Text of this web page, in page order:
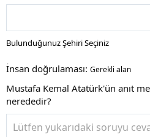
Bulunduğunuz Şehiri Seçiniz
İnsan doğrulaması Gerekli alan
Mustafa Kemal Atatürk'ün anıt
nerededir?